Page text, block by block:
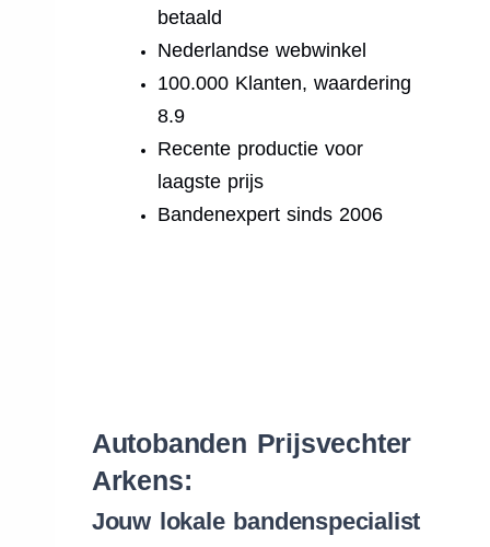
betaald
Nederlandse webwinkel
100.000 Klanten, waardering
8.9
Recente productie voor
laagste prijs
Bandenexpert sinds 2006
Autobanden Prijsvechter
Arkens:
Jouw lokale bandenspecialist